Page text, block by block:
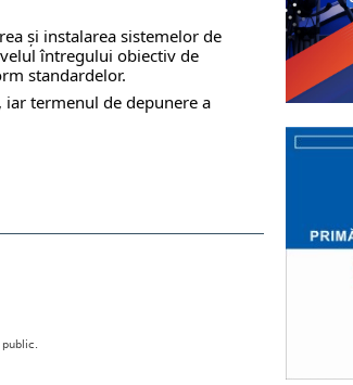
și instalarea sistemelor de
întregului obiectiv de
standardelor.
iar termenul de depunere a